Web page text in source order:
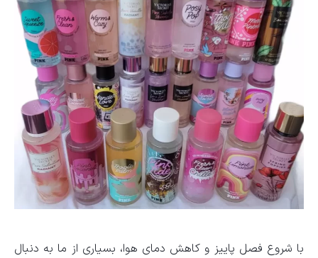
با شروع فصل پاییز و کاهش دمای هوا، بسیاری از ما به دنبال